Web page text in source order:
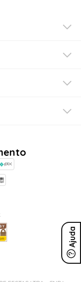
Ajuda